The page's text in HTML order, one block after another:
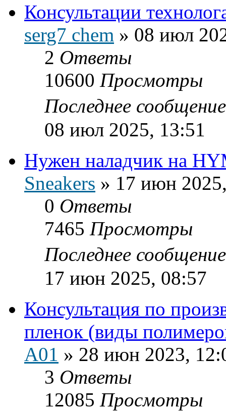
Консультации
serg7 chem » 08 июл
2 Ответы
10600 Просмотры
Последнее
08 июл 2025, 13:51
Нужен наладчик на
Sneakers » 17 июн
0 Ответы
7465 Просмотры
Последнее
17 июн 2025, 08:57
Консультация по
пленок (виды
A01 » 28 июн 2023,
3 Ответы
12085 Просмотры